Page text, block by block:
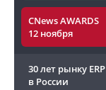
CNews AWARDS
12 ноября
30 лет рынку ERP
в России